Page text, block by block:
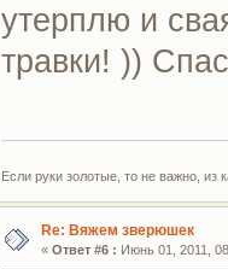
утерплю и
травки! ))
Если руки золотые, то не важно, из
Re: Вяжем зверюшек
« Ответ #6 : Июнь 01, 2011,